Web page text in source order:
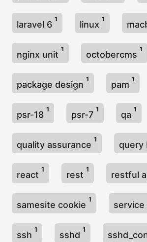
laravel 6
1
linux
1
nginx unit
1
octobercms
1
package design
1
pam
1
psr-18
1
psr-7
1
qa
1
quality assurance
1
query
react
1
rest
1
restful
samesite cookie
1
ssh
1
sshd
1